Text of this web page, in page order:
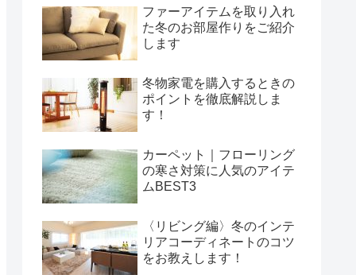
ファーアイテムを取り入れ
た冬のお部屋作りをご紹介
します
冬物家電を購入するときの
ポイントを徹底解説しま
す！
カーペット｜フローリング
の寒さ対策に人気のアイテ
ムBEST3
〈リビング編〉冬のインテ
リアコーディネートのコツ
をお教えします！